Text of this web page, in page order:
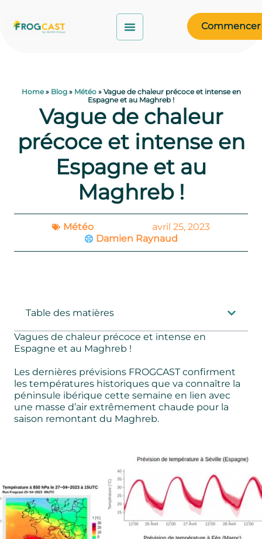
Commencer
Home» Blog» Météo» Vague de chaleur précoce et intense en
Espagne et au Maghreb !
Vague de chaleur
précoce et intense en
Espagne et au
Maghreb !
Météo
avril 25, 2023
Damien Raynaud
Table des matières
Vagues de chaleur précoce et intense en
Espagne et au Maghreb !
Les dernières prévisions FROGCAST confirment
les températures historiques que va connaître la
péninsule ibérique cette semaine en lien avec
une masse d’air extrêmement chaude pour la
saison remontant du Maghreb.